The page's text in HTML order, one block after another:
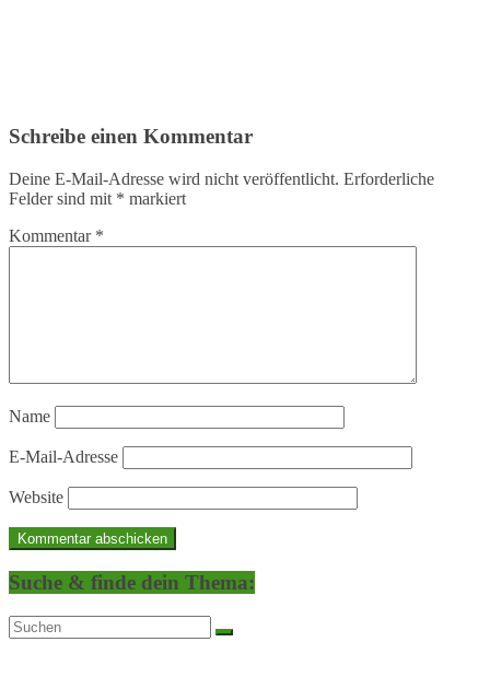
Schreibe einen Kommentar
Deine E-Mail-Adresse wird nicht veröffentlicht. Erforderliche
Felder sind mit * markiert
Kommentar *
Name
E-Mail-Adresse
Website
Suche & finde dein Thema: